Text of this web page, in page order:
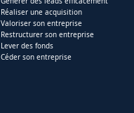
Réaliser une acquisition
Valoriser son entreprise
Restructurer son entreprise
Lever des fonds
Céder son entreprise